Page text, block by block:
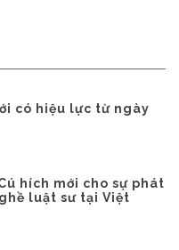
có hiệu lực từ ngày
hích mới cho sự phát
luật sư tại Việt